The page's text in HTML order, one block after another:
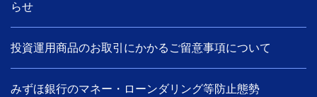
らせ
投資運用商品のお取引にかかるご留意事項について
みずほ銀行のマネー・ローンダリング等防止態勢